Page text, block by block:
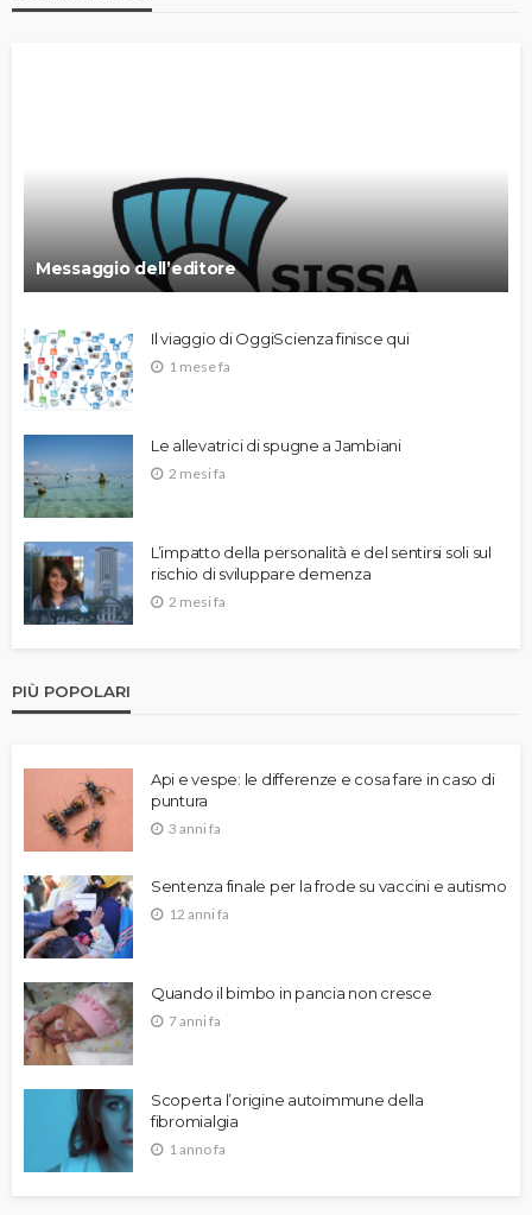
Messaggio dell’editore
Il viaggio di OggiScienza finisce qui
1 mese fa
Le allevatrici di spugne a Jambiani
2 mesi fa
L’impatto della personalità e del sentirsi soli sul
rischio di sviluppare demenza
2 mesi fa
PIÙ POPOLARI
Api e vespe: le differenze e cosa fare in caso di
puntura
3 anni fa
Sentenza finale per la frode su vaccini e autismo
12 anni fa
Quando il bimbo in pancia non cresce
7 anni fa
Scoperta l’origine autoimmune della
fibromialgia
1 anno fa